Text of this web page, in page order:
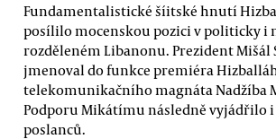
Fundamentalistické šíitské hnutí
posílilo mocenskou pozici v politicky i
rozděleném Libanonu. Prezident Mišál
jmenoval do funkce premiéra
telekomunikačního magnáta Nadžíba
Podporu Mikátímu následně vyjádřilo i
poslanců.